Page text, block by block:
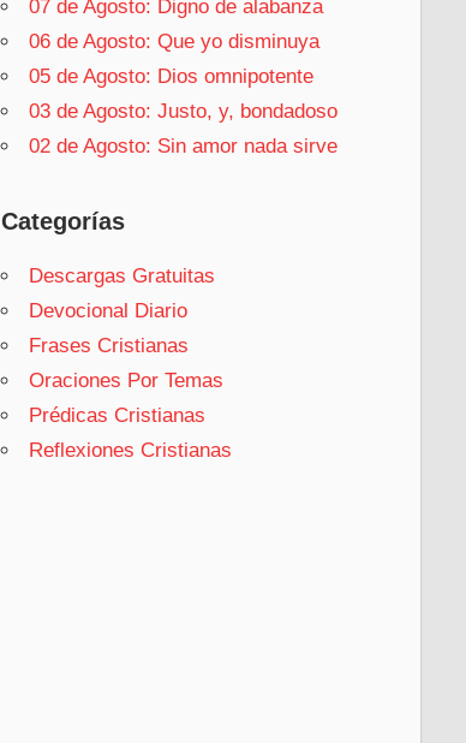
07 de Agosto: Digno de alabanza
06 de Agosto: Que yo disminuya
05 de Agosto: Dios omnipotente
03 de Agosto: Justo, y, bondadoso
02 de Agosto: Sin amor nada sirve
Categorías
Descargas Gratuitas
Devocional Diario
Frases Cristianas
Oraciones Por Temas
Prédicas Cristianas
Reflexiones Cristianas